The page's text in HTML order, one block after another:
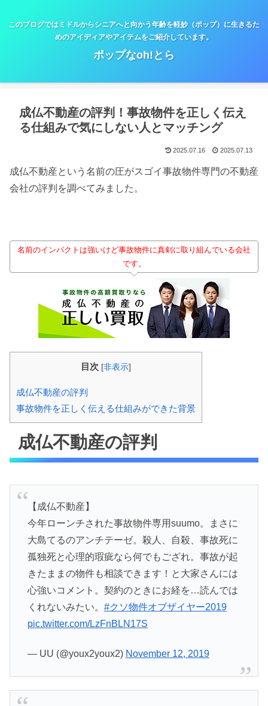
このブログではミドルからシニアへと向かう年齢を軽妙（ポップ）に生きるた
めのアイディアやアイテムをご紹介しています。
ポップなoh!とら
成仏不動産の評判！事故物件を正しく伝え
る仕組みで気にしない人とマッチング
2025.07.16 2025.07.13
成仏不動産という名前の圧がスゴイ事故物件専門の不動産
会社の評判を調べてみました。
名前のインパクトは強いけど事故物件に真剣に取り組んでいる会社
です。
目次 [非表示]
成仏不動産の評判
事故物件を正しく伝える仕組みができた背景
成仏不動産の評判
【成仏不動産】
今年ローンチされた事故物件専用suumo。まさに
大島てるのアンチテーゼ。殺人、自殺、事故死に
孤独死と心理的瑕疵なら何でもござれ。事故が起
きたままの物件も相談できます！と大家さんには
心強いコメント。契約のときにお経を…読んでは
くれないみたい。 #クソ物件オブザイヤー2019
pic.twitter.com/LzFnBLN17S
— UU (@youx2youx2) November 12, 2019